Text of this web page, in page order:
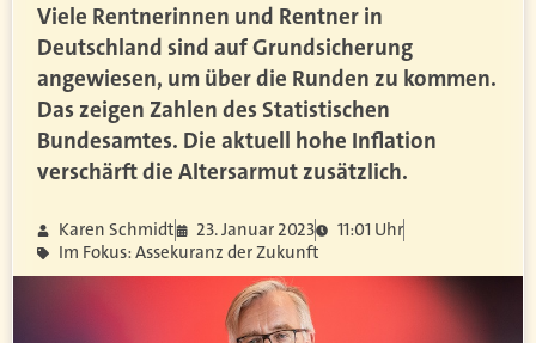
Viele Rentnerinnen und Rentner in
Deutschland sind auf Grundsicherung
angewiesen, um über die Runden zu kommen.
Das zeigen Zahlen des Statistischen
Bundesamtes. Die aktuell hohe Inflation
verschärft die Altersarmut zusätzlich.
Karen Schmidt 23. Januar 2023
11:01 Uhr
Im Fokus: Assekuranz der Zukunft